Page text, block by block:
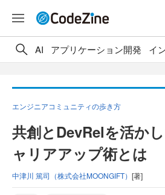
AI アプリケーション開発 イ
エンジニアコミュニティの歩き方
共創とDevRelを活か
ャリアアップ術とは
中津川 篤司（株式会社MOONGIFT） [著]